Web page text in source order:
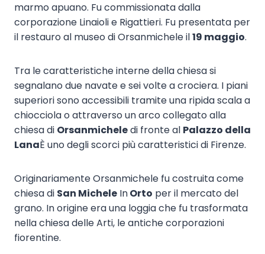
marmo apuano. Fu commissionata dalla
corporazione Linaioli e Rigattieri. Fu presentata per
il restauro al museo di Orsanmichele il19 maggio.
Tra le caratteristiche interne della chiesa si
segnalano due navate e sei volte a crociera. I piani
superiori sono accessibili tramite una ripida scala a
chiocciola o attraverso un arco collegato alla
chiesa di Orsanmicheledi fronte al Palazzo della
LanaÈ uno degli scorci più caratteristici di Firenze.
Originariamente Orsanmichele fu costruita come
chiesa di San Michele InOrto per il mercato del
grano. In origine era una loggia che fu trasformata
nella chiesa delle Arti, le antiche corporazioni
fiorentine.